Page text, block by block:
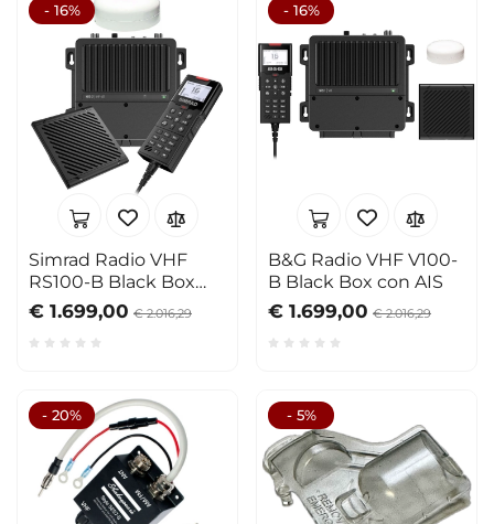
- 16%
Simrad Radio VHF
RS100-B Black Box
con AIS
€ 1.699,00 € 2.016,29
- 16%
B&G Radio VHF V100-
B Black Box con AIS
€ 1.699,00 € 2.016,29
- 20% - 5%